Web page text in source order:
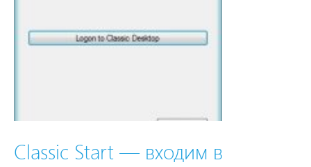
Classic Start — входим в